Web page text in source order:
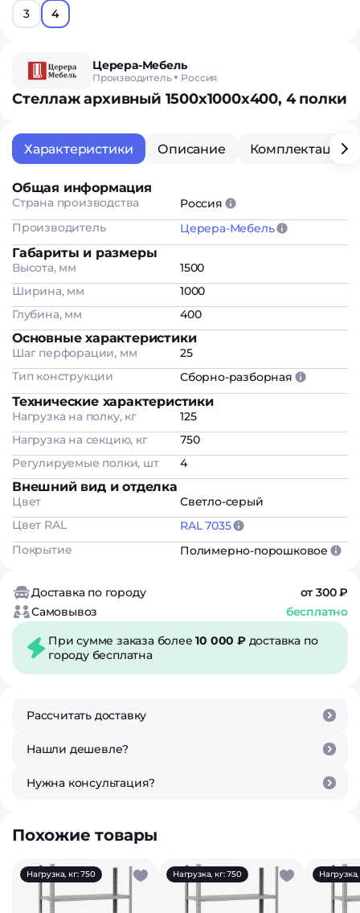
3
4
Церера-Мебель
Производитель Россия
Стеллаж архивный 1500х1000х400, 4 полки
Характеристики Описание Комплектация
Общая информация
Страна производства
Россия
Производитель
Церера-Мебель
Габариты и размеры
Высота, мм
1500
Ширина, мм
1000
Глубина, мм
400
Основные характеристики
Шаг перфорации, мм
25
Тип конструкции
Сборно-разборная
Технические характеристики
Нагрузка на полку, кг
125
Нагрузка на секцию, кг
750
Регулируемые полки, шт
4
Внешний вид и отделка
Цвет
Светло-серый
Цвет RAL
RAL 7035
Покрытие
Полимерно-порошковое
Доставка по городу
от 300 ₽
Самовывоз
бесплатно
При сумме заказа более10 000 ₽доставка по
городу бесплатна
Рассчитать доставку
Нашли дешевле?
Нужна консультация?
Похожие товары
Нагрузка, кг: 750 Нагрузка, кг: 750